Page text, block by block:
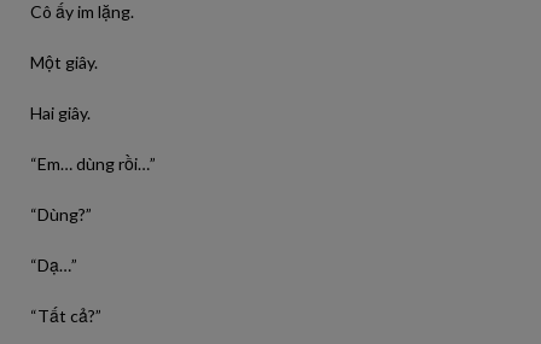
Cô ấy im lặng.
Một giây.
Hai giây.
“Em… dùng rồi…”
“Dùng?”
“Dạ…”
“Tất cả?”